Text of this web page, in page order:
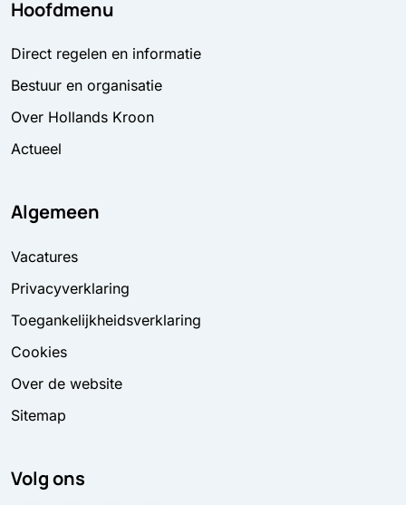
Hoofdmenu
Direct regelen en informatie
Bestuur en organisatie
Over Hollands Kroon
Actueel
Algemeen
Vacatures
Privacyverklaring
Toegankelijkheidsverklaring
Cookies
Over de website
Sitemap
Volg ons